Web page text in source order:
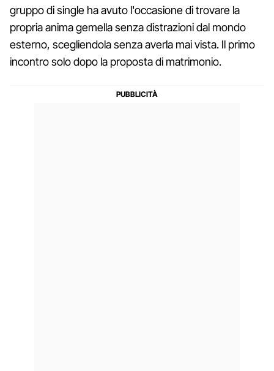
gruppo di single ha avuto l'occasione di trovare la
propria anima gemella senza distrazioni dal mondo
esterno, scegliendola senza averla mai vista. Il primo
incontro solo dopo la proposta di matrimonio.